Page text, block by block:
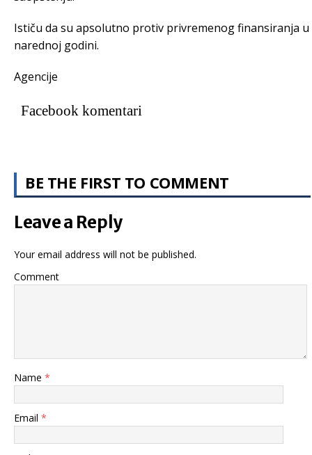
Ističu da su apsolutno protiv privremenog finansiranja u
narednoj godini.
Agencije
Facebook komentari
BE THE FIRST TO COMMENT
Leave a Reply
Your email address will not be published.
Comment
Name *
Email *